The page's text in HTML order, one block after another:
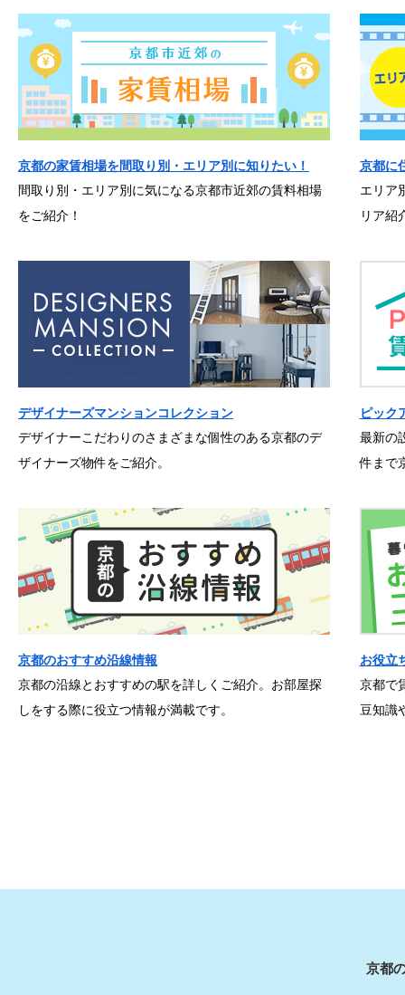
京都の家賃相場を間取り別・エリア別に知りたい！
間取り別・エリア別に気になる京都市近郊の賃料相場
をご紹介！
京都に
エリア
リア紹
デザイナーズマンションコレクション
デザイナーこだわりのさまざまな個性のある京都のデ
ザイナーズ物件をご紹介。
ピック
最新の
件まで
京都のおすすめ沿線情報
京都の沿線とおすすめの駅を詳しくご紹介。お部屋探
しをする際に役立つ情報が満載です。
お役立
京都で
豆知識
京都